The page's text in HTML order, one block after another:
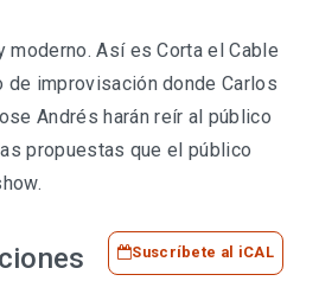
moderno. Así es Corta el Cable
de improvisación donde Carlos
Andrés harán reír al público
propuestas que el público
Suscríbete al iCAL